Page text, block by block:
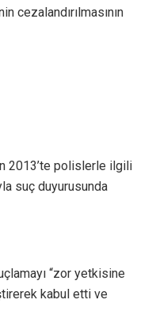
cezalandırılmasının
2013’te polislerle ilgili
suç duyurusunda
“zor yetkisine
kabul etti ve